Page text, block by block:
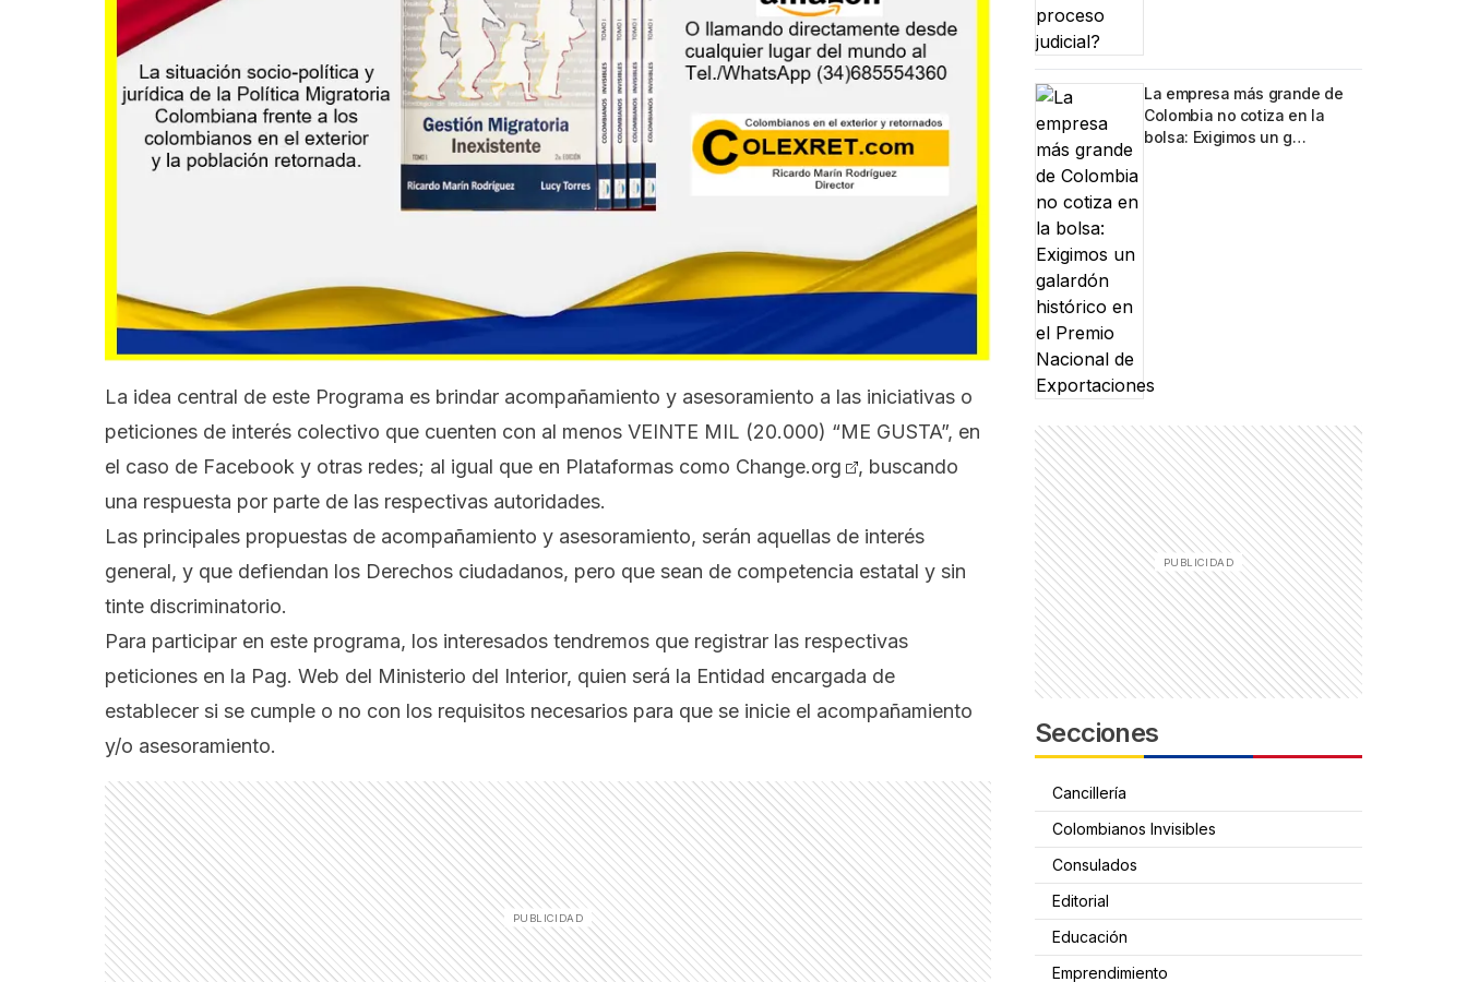
La idea central de este Programa es brindar acompañamiento y asesoramiento a las iniciativas o
peticiones de interés colectivo que cuenten con al menos VEINTE MIL (20.000) “ME GUSTA”, en
el caso de Facebook y otras redes; al igual que en Plataformas como Change.org
, buscando
una respuesta por parte de las respectivas autoridades.
Las principales propuestas de acompañamiento y asesoramiento, serán aquellas de interés
general, y que defiendan los Derechos ciudadanos, pero que sean de competencia estatal y sin
tinte discriminatorio.
Para participar en este programa, los interesados tendremos que registrar las respectivas
peticiones en la Pag. Web del Ministerio del Interior, quien será la Entidad encargada de
establecer si se cumple o no con los requisitos necesarios para que se inicie el acompañamiento
y/o asesoramiento.
La empresa más grande de
Colombia no cotiza en la
bolsa: Exigimos un g…
Secciones
Cancillería
Colombianos Invisibles
Consulados
Editorial
Educación
Emprendimiento